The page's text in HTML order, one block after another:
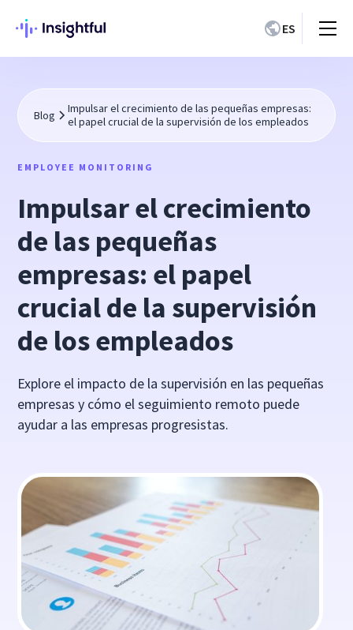
ES
Blog
Impulsar el crecimiento de las pequeñas empresas:
el papel crucial de la supervisión de los empleados
EMPLOYEE MONITORING
Impulsar el crecimiento
de las pequeñas
empresas: el papel
crucial de la supervisión
de los empleados
Explore el impacto de la supervisión en las pequeñas
empresas y cómo el seguimiento remoto puede
ayudar a las empresas progresistas.